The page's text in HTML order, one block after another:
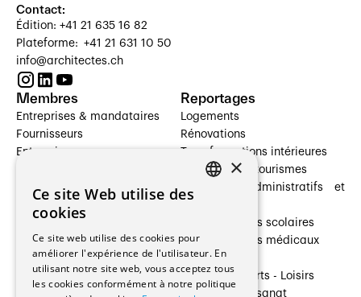
Contact:
Édition: +41 21 635 16 82
Plateforme: +41 21 631 10 50
info@architectes.ch
Membres
Entreprises & mandataires
Fournisseurs
Entreprises
Architectes paysagistes
Architectes d'intérieur
Entreprises générales
Ingénieurs et mandataires
Fabricants / Fournisseurs
Reportages
Logements
Rénovations
Transformations intérieures
Hôtelleries et tourismes
Bâtiments administratifs et
Établissements scolaires
Établissements médicaux
Villas
Cultures - Sports - Loisirs
Industrie - Artisanat
×
Ce site Web utilise des
cookies
Ce site web utilise des cookies pour
améliorer l'expérience de l'utilisateur. En
utilisant notre site web, vous acceptez tous
les cookies conformément à notre politique